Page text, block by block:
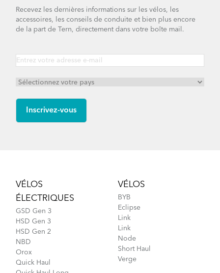
Node D7i - Gen 1
Recevez les dernières informations sur les vélos, les
accessoires, les conseils de conduite et bien plus encore
de la part de Tern, directement dans votre boîte mail.
VÉLOS
ÉLECTRIQUES
GSD Gen 3
HSD Gen 3
HSD Gen 2
NBD
Orox
Quick Haul
VÉLOS
BYB
Eclipse
Link
Link
Node
Short Haul
Verge